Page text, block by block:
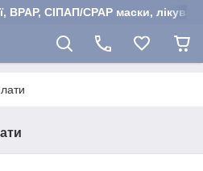
BPAP, СІПАП/CPAP маски,